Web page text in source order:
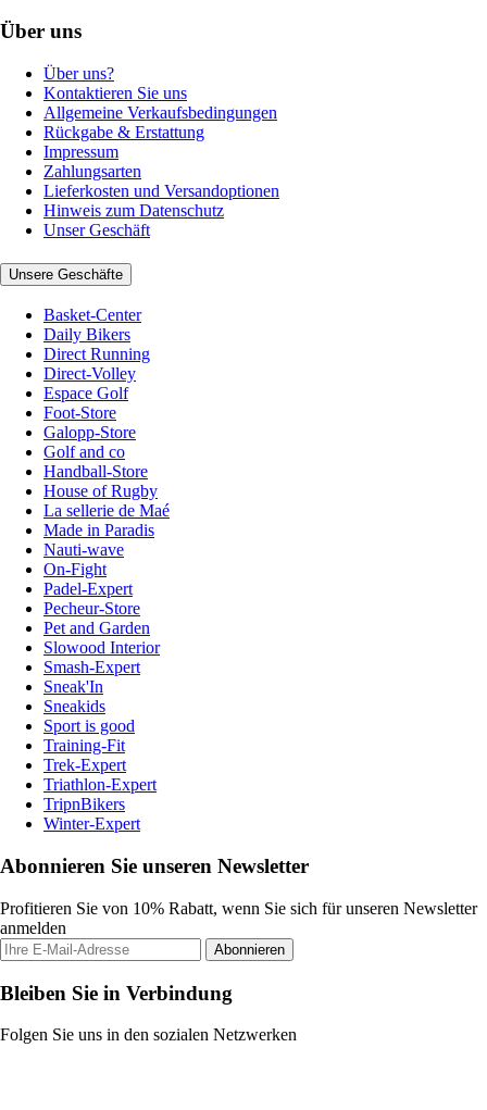
Über uns
Über uns?
Kontaktieren Sie uns
Allgemeine Verkaufsbedingungen
Rückgabe & Erstattung
Impressum
Zahlungsarten
Lieferkosten und Versandoptionen
Hinweis zum Datenschutz
Unser Geschäft
Unsere Geschäfte
Basket-Center
Daily Bikers
Direct Running
Direct-Volley
Espace Golf
Foot-Store
Galopp-Store
Golf and co
Handball-Store
House of Rugby
La sellerie de Maé
Made in Paradis
Nauti-wave
On-Fight
Padel-Expert
Pecheur-Store
Pet and Garden
Slowood Interior
Smash-Expert
Sneak'In
Sneakids
Sport is good
Training-Fit
Trek-Expert
Triathlon-Expert
TripnBikers
Winter-Expert
Abonnieren Sie unseren Newsletter
Profitieren Sie von 10% Rabatt, wenn Sie sich für unseren Newsletter
anmelden
Abonnieren
Bleiben Sie in Verbindung
Folgen Sie uns in den sozialen Netzwerken